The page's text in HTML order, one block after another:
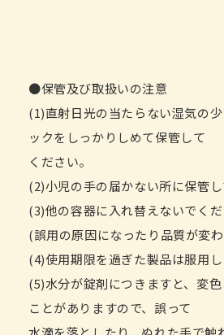
●保管及び取扱いの注意
(1)直射日光の当たらない湿気の
ックをしっかりしめて保管して
ください。
(2)小児の手の届かない所に保管し
(3)他の容器に入れ替えないでくだ
(誤用の原因になったり品質が変
(4)使用期限を過ぎた製品は服用し
(5)水分が錠剤につきますと、変
ことがありますので、誤って